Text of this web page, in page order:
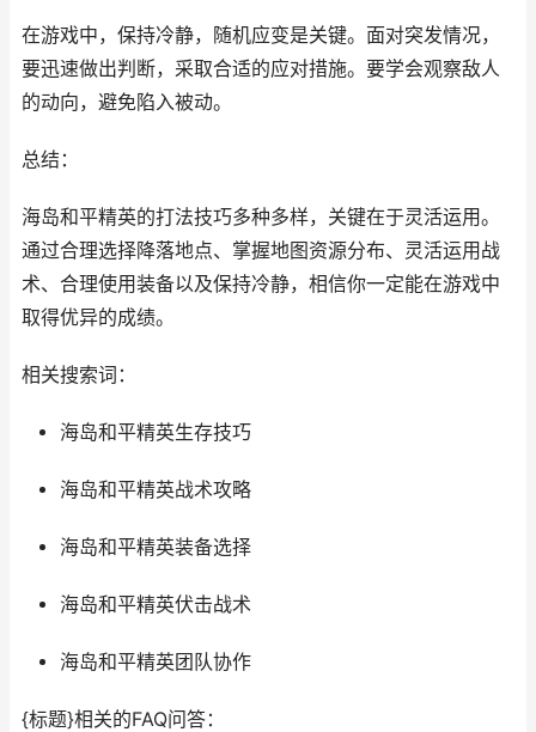
在游戏中，保持冷静，随机应变是关键。面对突发情况，
要迅速做出判断，采取合适的应对措施。要学会观察敌人
的动向，避免陷入被动。
总结：
海岛和平精英的打法技巧多种多样，关键在于灵活运用。
通过合理选择降落地点、掌握地图资源分布、灵活运用战
术、合理使用装备以及保持冷静，相信你一定能在游戏中
取得优异的成绩。
相关搜索词：
海岛和平精英生存技巧
海岛和平精英战术攻略
海岛和平精英装备选择
海岛和平精英伏击战术
海岛和平精英团队协作
{标题}相关的FAQ问答：